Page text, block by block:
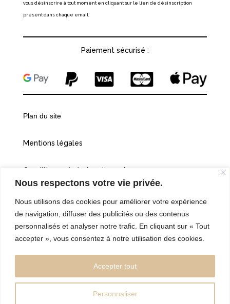
Nous respectons votre vie privée.
Nous utilisons des cookies pour améliorer votre expérience
de navigation, diffuser des publicités ou des contenus
personnalisés et analyser notre trafic. En cliquant sur « Tout
accepter », vous consentez à notre utilisation des cookies.
Personnaliser
Accepter tout
vous désinscrire à tout moment en cliquant sur le lien de désinscription
présent dans chaque email.
Paiement sécurisé :
Plan du site
Mentions légales
Conditions générales de vente
Politiques de confidentialité
Cookies
Réalisé par l’Agence Web: